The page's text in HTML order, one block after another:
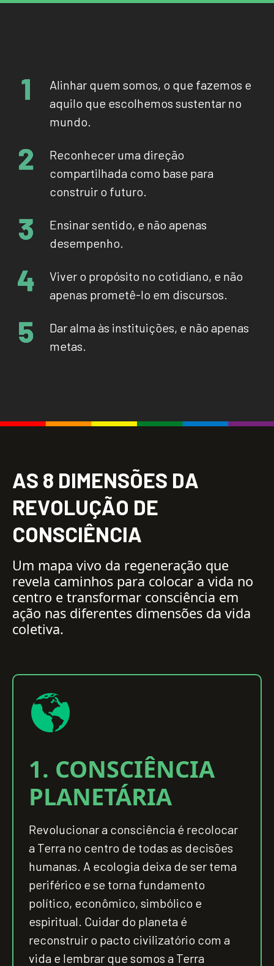
Alinhar quem somos, o que fazemos e
aquilo que escolhemos sustentar no
mundo.
Reconhecer uma direção
compartilhada como base para
construir o futuro.
Ensinar sentido, e não apenas
desempenho.
Viver o propósito no cotidiano, e não
apenas prometê-lo em discursos.
Dar alma às instituições, e não apenas
metas.
AS 8 DIMENSÕES DA
REVOLUÇÃO DE
CONSCIÊNCIA
Um mapa vivo da regeneração que
revela caminhos para colocar a vida no
centro e transformar consciência em
ação nas diferentes dimensões da vida
coletiva.
1. CONSCIÊNCIA
PLANETÁRIA
Revolucionar a consciência é recolocar
a Terra no centro de todas as decisões
humanas. A ecologia deixa de ser tema
periférico e se torna fundamento
político, econômico, simbólico e
espiritual. Cuidar do planeta é
reconstruir o pacto civilizatório com a
vida e lembrar que somos a Terra